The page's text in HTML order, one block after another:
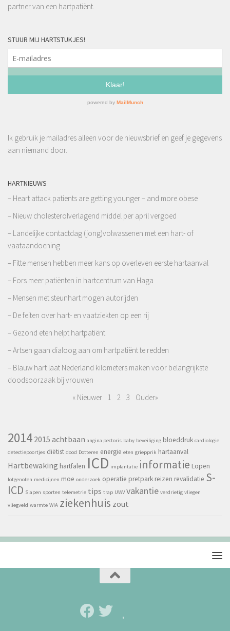
partner van een hartpatiënt.
STUUR MIJ HARTSTUKJES!
Ik gebruik je mailadres alleen voor de nieuwsbrief en geef je gegevens
aan niemand door.
HARTNIEUWS
– Heart attack patients are getting younger – and more obese
– Nieuw cholesterolverlagend middel per april vergoed
– Landelijke contactdag (jong)volwassenen met een hart- of
vaataandoening
– Fitte mensen hebben meer kans op overleven eerste hartaanval
– Fors meer patiënten in hartcentrum van Haga
– Mensen met steunhart mogen autorijden
– De feiten over hart- en vaatziekten op een rij
– Gezond eten helpt hartpatiënt
– Artsen gaan dialoog aan om hartpatiënt te redden
– Blauw hart laat Nederland kilometers maken voor belangrijkste
doodsoorzaak bij vrouwen
« Nieuwer
1 2 3 Ouder»
2014 2015 achtbaan angina pectoris baby beveiliging bloeddruk cardiologie
detectiepoortjes diëtist dood Dotteren energie eten griepprik hartaanval
Hartbewaking hartfalen ICD implantatie informatie Lopen
lotgenoten medicijnen moe onderzoek operatie pretpark reizen revalidatie S-
ICD Slapen sporten telemetrie tips trap UWV vakantie verdrietig vliegen
vliegveld warmte WIA ziekenhuis zout